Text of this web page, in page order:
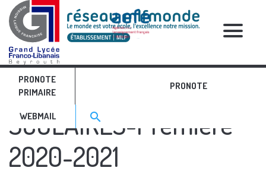
PRONOTE
PRIMAIRE
PRONOTE
WEBMAIL Search for:>
search
RELATIVE POSTS
LISTE DES MANUELS
SCOLAIRES-Premiere
2020-2021